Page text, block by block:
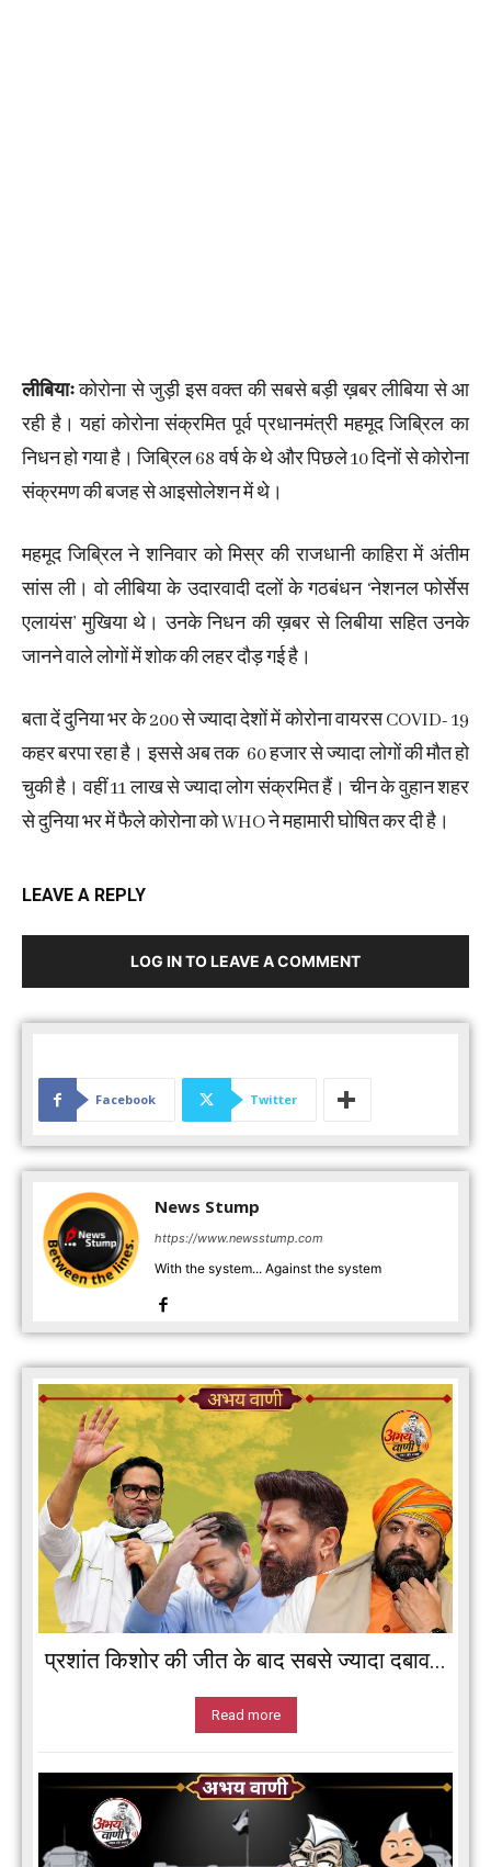
लीबियाःकोरोना से जुड़ी इस वक्त की सबसे बड़ी ख़बर लीबिया से आ
रही है। यहां कोरोना संक्रमित पूर्व प्रधानमंत्री महमूद जिब्रिल का
निधन हो गया है। जिब्रिल 68 वर्ष के थे और पिछले 10 दिनों से कोरोना
संक्रमण की बजह से आइसोलेशन में थे।
महमूद जिब्रिल ने शनिवार को मिस्र की राजधानी काहिरा में अंतीम
सांस ली। वो लीबिया के उदारवादी दलों के गठबंधन ‘नेशनल फोर्सेस
एलायंस’ मुखिया थे। उनके निधन की ख़बर से लिबीया सहित उनके
जानने वाले लोगों में शोक की लहर दौड़ गई है।
बता दें दुनिया भर के 200 से ज्यादा देशों में कोरोना वायरस COVID- 19
कहर बरपा रहा है। इससे अब तक 60 हजार से ज्यादा लोगों की मौत हो
चुकी है। वहीं 11 लाख से ज्यादा लोग संक्रमित हैं। चीन के वुहान शहर
से दुनिया भर में फैले कोरोना को WHO ने महामारी घोषित कर दी है।
LEAVE A REPLY
LOG IN TO LEAVE A COMMENT
Facebook Twitter
News Stump
https://www.newsstump.com
With the system... Against the system
प्रशांत किशोर की जीत के बाद सबसे ज्यादा दबाव...
Read more